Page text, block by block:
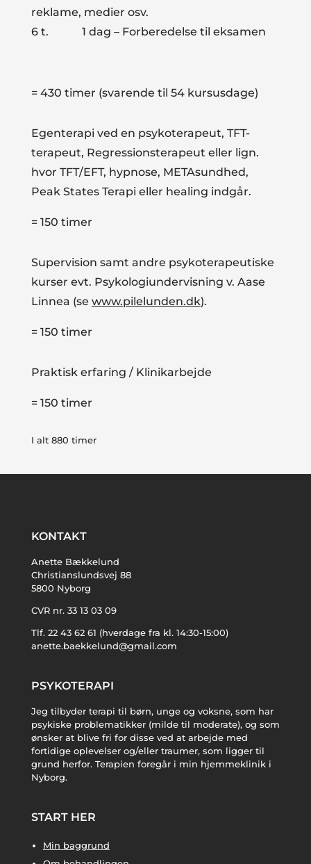
reklame, medier osv.
6 t. 1 dag – Forberedelse til eksamen
= 430 timer (svarende til 54 kursusdage)
Egenterapi ved en psykoterapeut, TFT-
terapeut, Regressionsterapeut eller lign.
hvor TFT/EFT, hypnose, METAsundhed,
Peak States Terapi eller healing indgår.
= 150 timer
Supervision samt andre psykoterapeutiske
kurser evt. Psykologiundervisning v. Aase
Linnea (se www.pilelunden.dk).
= 150 timer
Praktisk erfaring / Klinikarbejde
= 150 timer
I alt 880 timer
KONTAKT
Anette Bækkelund
Christianslundsvej 88
5800 Nyborg
CVR nr. 33 13 03 09
Tlf. 22 43 62 61 (hverdage fra kl. 14:30-15:00)
anette.baekkelund@gmail.com
PSYKOTERAPI
Jeg tilbyder terapi til børn, unge og voksne, som har
psykiske problematikker (milde til moderate), og som
ønsker at blive fri for disse ved at arbejde med
fortidige oplevelser og/eller traumer, som ligger til
grund herfor. Terapien foregår i min hjemmeklinik i
Nyborg.
START HER
Min baggrund